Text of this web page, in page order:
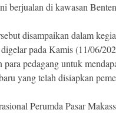
berjualan di kawasan
disampaikan dalam
pada Kamis (11/06/
para pedagang untuk
yang telah disiapkan
Perumda Pasar